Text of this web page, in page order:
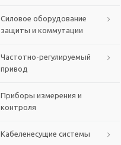
Силовое оборудование
защиты и коммутации
Частотно-регулируемый
привод
Приборы измерения и
контроля
Кабеленесущие системы